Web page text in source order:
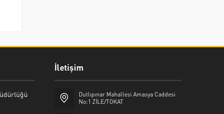
İletişim
Dutlıpınar Mahallesi Amasya Caddesi
No:1 ZİLE/TOKAT